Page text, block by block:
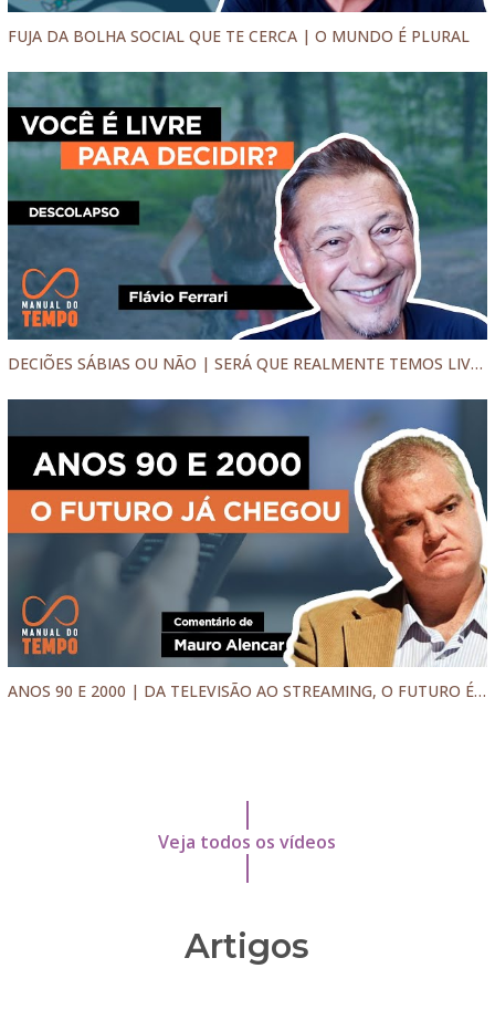
FUJA DA BOLHA SOCIAL QUE TE CERCA | O MUNDO É PLURAL
DECIÕES SÁBIAS OU NÃO | SERÁ QUE REALMENTE TEMOS LIVRE ARBÍTRIO?
ANOS 90 E 2000 | DA TELEVISÃO AO STREAMING, O FUTURO É HOJE
Veja todos os vídeos
Artigos